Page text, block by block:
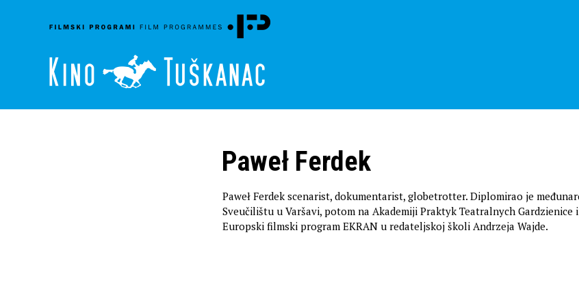
Paweł Ferdek
Paweł Ferdek scenarist, dokumentarist, globetrotter. Diplomirao je
Sveučilištu u Varšavi, potom na Akademiji Praktyk Teatralnych Gardzienice
Europski filmski program EKRAN u redateljskoj školi Andrzeja Wajde.